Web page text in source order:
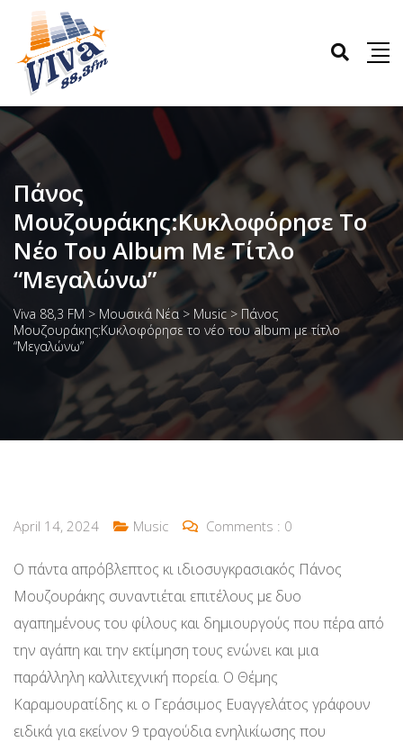
Πάνος
Μουζουράκης:Κυκλοφόρησε Το
Νέο Του Album Με Τίτλο
“Μεγαλώνω”
Viva 88,3 FM > Μουσικά Νέα > Music > Πάνος
Μουζουράκης:Κυκλοφόρησε το νέο του album με τίτλο
“Μεγαλώνω”
April 14, 2024 Music Comments : 0
Ο πάντα απρόβλεπτος κι ιδιοσυγκρασιακός Πάνος
Μουζουράκης συναντιέται επιτέλους με δυο
αγαπημένους του φίλους και δημιουργούς που πέρα από
την αγάπη και την εκτίμηση τους ενώνει και μια
παράλληλη καλλιτεχνική πορεία. Ο Θέμης
Καραμουρατίδης κι ο Γεράσιμος Ευαγγελάτος γράφουν
ειδικά για εκείνον 9 τραγούδια ενηλικίωσης που